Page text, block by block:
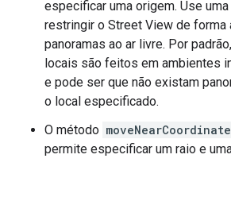
especificar uma origem. Use
restringir o Street View de forma
panoramas ao ar livre. Por
locais são feitos em ambientes
e pode ser que não existam
o local especificado.
O método
permite especificar um raio e